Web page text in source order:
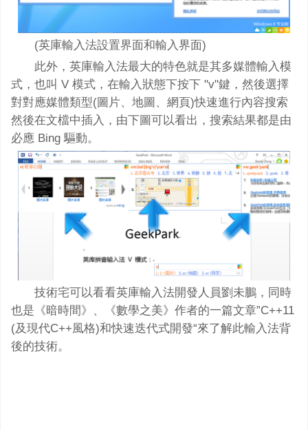
(英庫輸入法設置界面和輸入界面)
此外，英庫輸入法最大的特色就是其多媒體輸入模
式，也叫 V 模式，在輸入狀態下按下 "v"鍵，然後選擇
對對應媒體類型(圖片、地圖、網頁)快速進行內容搜索
然後在文檔中插入，由下圖可以看出，搜索結果都是由
必應 Bing 驅動。
技術宅可以看看英庫輸入法開發人員劉未鵬，同時
也是《暗時間》、《數學之美》作者的一篇文章”C++11
(及現代C++風格)和快速迭代式開發“來了解此輸入法背
後的技術。